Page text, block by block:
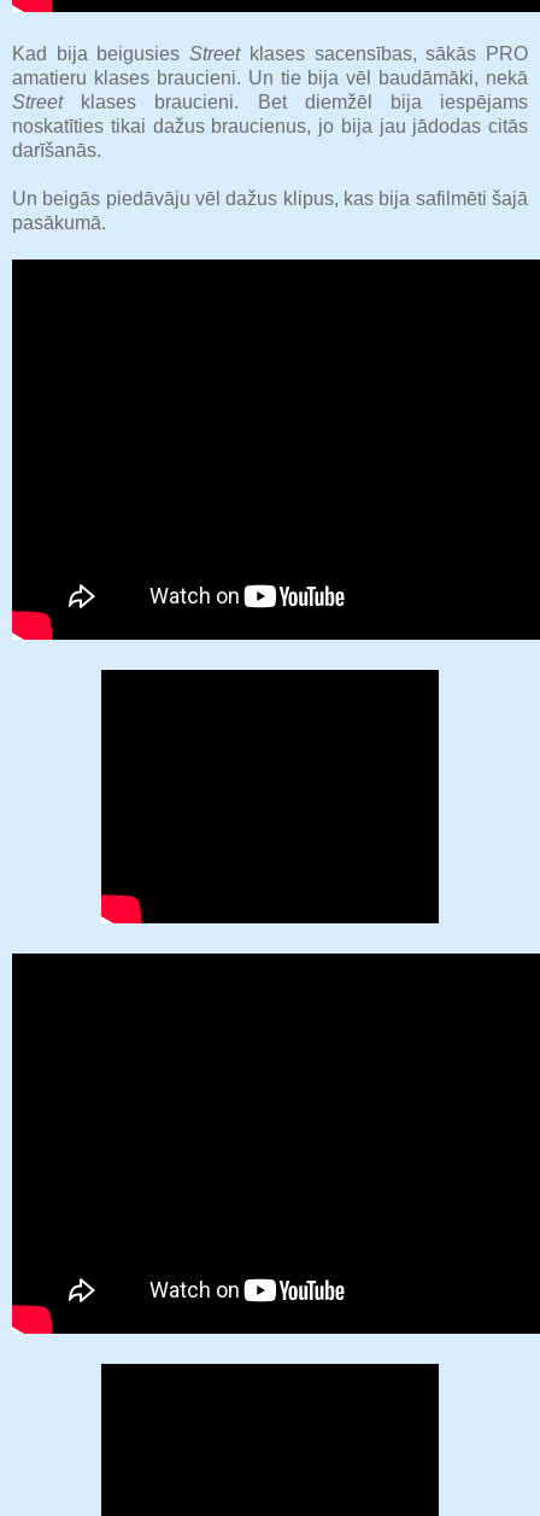
Kad bija beigusiesStreetklases sacensības, sākās PRO
amatieru klases braucieni. Un tie bija vēl baudāmāki, nekā
Streetklases braucieni. Bet diemžēl bija iespējams
noskatīties tikai dažus braucienus, jo bija jau jādodas citās
darīšanās.
Un beigās piedāvāju vēl dažus klipus, kas bija safilmēti šajā
pasākumā.